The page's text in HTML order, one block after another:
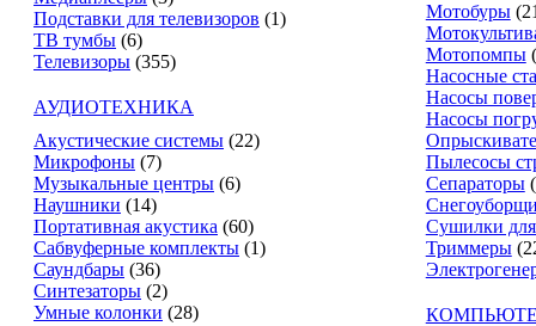
Подставки для телевизоров (1)
ТВ тумбы (6)
Телевизоры (355)
АУДИОТЕХНИКА
Акустические системы (22)
Микрофоны (7)
Музыкальные центры (6)
Наушники (14)
Портативная акустика (60)
Сабвуферные комплекты (1)
Саундбары (36)
Синтезаторы (2)
Умные колонки (28)
Мотобуры
Мотопомпы
Насосные
Насосы
Насосы
Пылесосы
Сепараторы
Сушилки
Триммеры